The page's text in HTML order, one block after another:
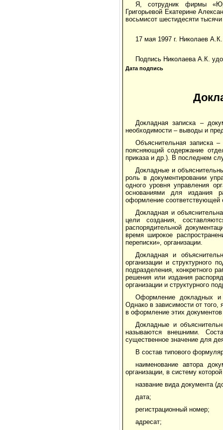
Я, сотрудник фирмы
Григорьевой Екатерине
восьмисот шестидесяти
17 мая 1997 г. Николаев А.К.
Подпись Николаева А.К.
Дата подпись
Докладная записка –
необходимости – выводы и
Объяснительная записка
поясняющий содержание
приказа и др.). В последнем
Докладные и
роль в документировании
одного уровня управления
основаниями для издания
оформление соответствующей
Докладная и
цели создания,
распорядительной
время широкое
переписки», организации.
Докладная и
организации и структурного
подразделения, конкретного
решения или издания
организации и структурного
Оформление докладных и
Однако в зависимости от
в оформление этих
Докладные и
называются внешними.
существенное значение для
В состав типового
наименование автора
организации, в систему
название вида документа
дата;
регистрационный номер;
адресат;